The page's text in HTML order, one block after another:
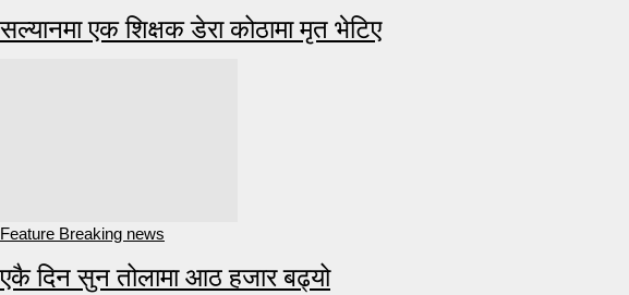
सल्यानमा एक शिक्षक डेरा कोठामा मृत भेटिए
Feature Breaking news
एकै दिन सुन तोलामा आठ हजार बढ्यो